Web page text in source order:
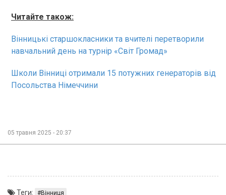
Читайте також:
Вінницькі старшокласники та вчителі перетворили
навчальний день на турнір «Світ Громад»
Школи Вінниці отримали 15 потужних генераторів від
Посольства Німеччини
05 травня 2025 - 20:37
Теги: Вінниця